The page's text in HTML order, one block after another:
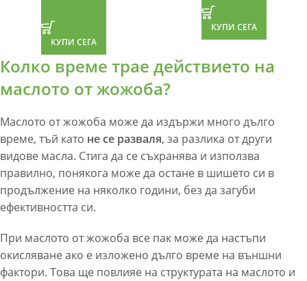
КУПИ СЕГА
КУПИ СЕГА
Колко време трае действието на
маслото от жожоба?
Маслото от жожоба може да издържи много дълго
време, тъй като не се разваля, за разлика от други
видове масла. Стига да се съхранява и използва
правилно, понякога може да остане в шишето си в
продължение на няколко години, без да загуби
ефективността си.
При маслото от жожоба все пак може да настъпи
окисляване ако е изложено дълго време на външни
фактори. Това ще повлияе на структурата на маслото и